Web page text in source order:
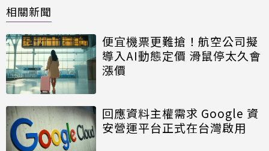
相關新聞
便宜機票更難搶！航空公司擬
導入AI動態定價 滑鼠停太久會
漲價
回應資料主權需求 Google 資
安營運平台正式在台灣啟用